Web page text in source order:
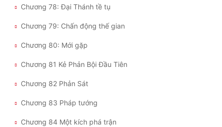
Chương 78: Đại Thánh tề tụ
Chương 79: Chấn động thế gian
Chương 80: Mới gặp
Chương 81 Kẻ Phản Bội Đầu Tiên
Chương 82 Phản Sát
Chương 83 Pháp tướng
Chương 84 Một kích phá trận